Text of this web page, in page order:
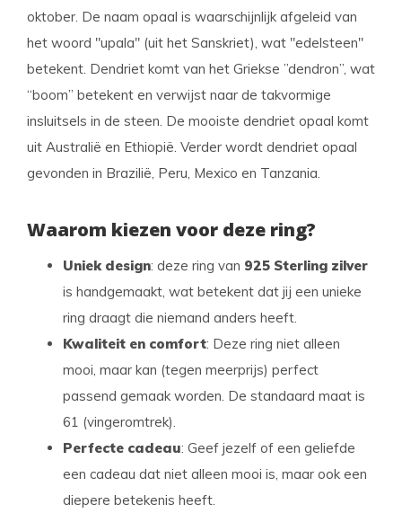
oktober. De naam opaal is waarschijnlijk afgeleid van
het woord "upala" (uit het Sanskriet), wat "edelsteen"
betekent. Dendriet komt van het Griekse ”dendron”, wat
“boom” betekent en verwijst naar de takvormige
insluitsels in de steen. De mooiste dendriet opaal komt
uit Australië en Ethiopië. Verder wordt dendriet opaal
gevonden in Brazilië, Peru, Mexico en Tanzania.
Waarom kiezen voor deze ring?
Uniek design: deze ring van 925 Sterling zilver
is handgemaakt, wat betekent dat jij een unieke
ring draagt die niemand anders heeft.
Kwaliteit en comfort: Deze ring niet alleen
mooi, maar kan (tegen meerprijs) perfect
passend gemaak worden. De standaard maat is
61 (vingeromtrek).
Perfecte cadeau: Geef jezelf of een geliefde
een cadeau dat niet alleen mooi is, maar ook een
diepere betekenis heeft.